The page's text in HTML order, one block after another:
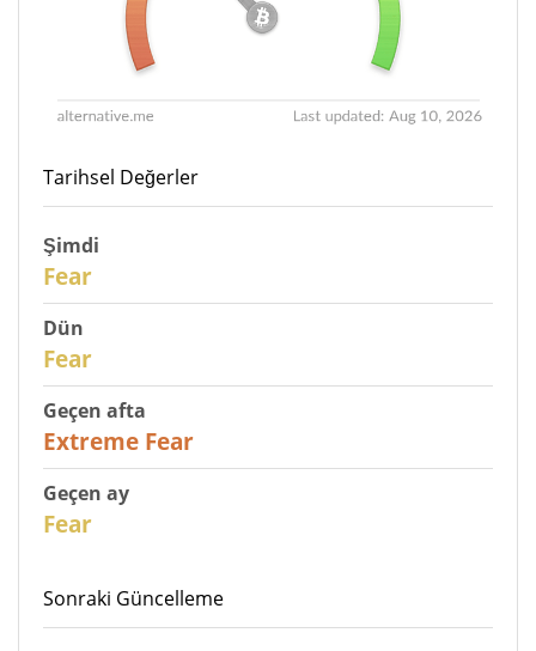
Tarihsel Değerler
Şimdi
Fear
Dün
Fear
Geçen afta
Extreme Fear
Geçen ay
Fear
Sonraki Güncelleme